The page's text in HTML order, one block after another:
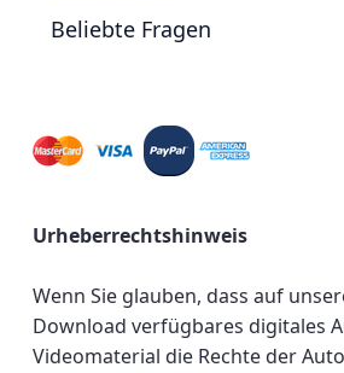
Beliebte Fragen
Urheberrechtshinweis
Wenn Sie glauben, dass auf
Download verfügbares digitales
Videomaterial die Rechte der